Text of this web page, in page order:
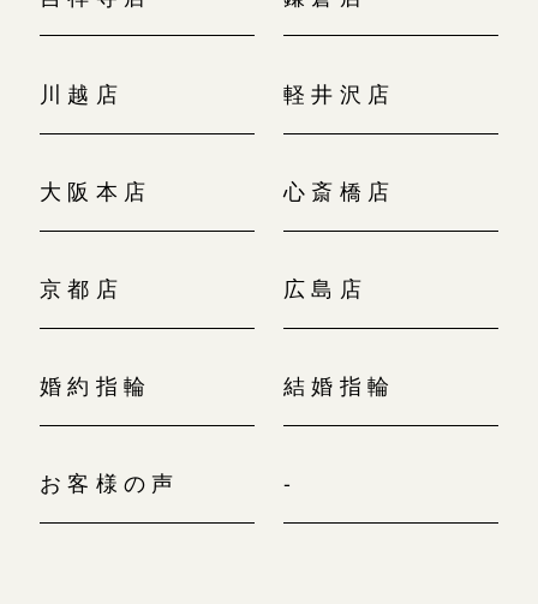
川越店 軽井沢店
大阪本店 心斎橋店
京都店 広島店
婚約指輪 結婚指輪
お客様の声 -